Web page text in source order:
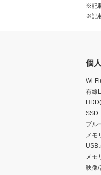
※記
※記
個
Wi-
有線
SSD
ブル
メモ
USB
メモ
映像/